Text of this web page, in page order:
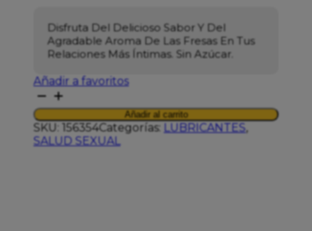
Disfruta Del Delicioso Sabor Y Del
Agradable Aroma De Las Fresas En Tus
Relaciones Más Íntimas. Sin Azúcar.
Añadir a favoritos
DUREX
PLAY
SABOR
FRESA
50ML
Añadir al carrito
SKU: 156354Categorías: LUBRICANTES,
SALUD SEXUAL